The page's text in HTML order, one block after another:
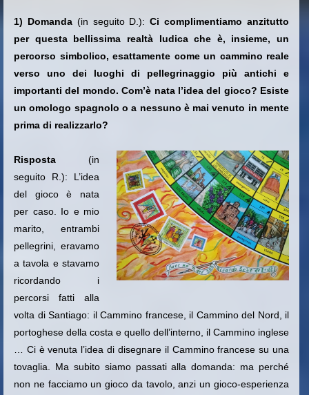
1) Domanda(in seguito D.):Ci complimentiamo anzitutto
per questa bellissima realtà ludica che è, insieme, un
percorso simbolico, esattamente come un cammino reale
verso uno dei luoghi di pellegrinaggio più antichi e
importanti del mondo. Com’è nata l’idea del gioco? Esiste
un omologo spagnolo o a nessuno è mai venuto in mente
prima di realizzarlo?
Risposta (in
seguito R.): L’idea
del gioco è nata
per caso. Io e mio
marito, entrambi
pellegrini, eravamo
a tavola e stavamo
ricordando i
percorsi fatti alla
volta di Santiago: il Cammino francese, il Cammino del Nord, il
portoghese della costa e quello dell’interno, il Cammino inglese
… Ci è venuta l’idea di disegnare il Cammino francese su una
tovaglia. Ma subito siamo passati alla domanda: ma perché
non ne facciamo un gioco da tavolo, anzi un gioco-esperienza